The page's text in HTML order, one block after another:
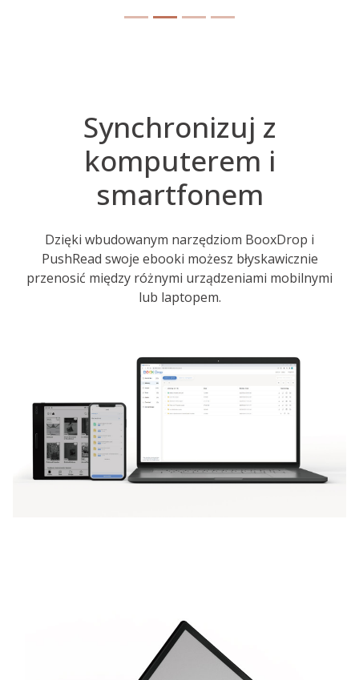
Synchronizuj z
komputerem i
smartfonem
Dzięki wbudowanym narzędziom BooxDrop i
PushRead swoje ebooki możesz błyskawicznie
przenosić między różnymi urządzeniami mobilnymi
lub laptopem.